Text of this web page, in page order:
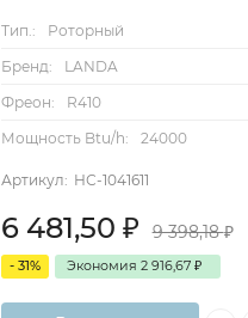
Тип.:
Роторный
Бренд:
LANDA
Фреон:
R410
Мощность Btu/h:
24000
Артикул: НС-1041611
6 481,50 ₽ 9 398,18₽
- 31% Экономия 2 916,67 ₽